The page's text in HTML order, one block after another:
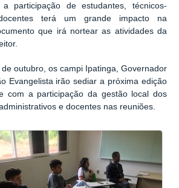
participação de estudantes, técnicos-
terá um grande impacto na
que irá nortear as atividades da
outubro, os campi Ipatinga, Governador
Evangelista irão sediar a próxima edição
com a participação da gestão local dos
e docentes nas reuniões.